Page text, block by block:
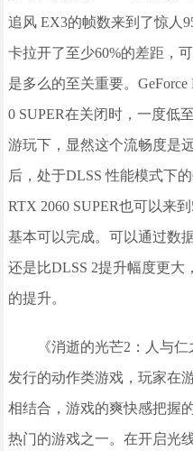
追风 EX3的帧数来到了惊人
卡拉开了至少60%的差距，
是多么的至关重要。GeForce
0 SUPER在关闭时，一度低
游玩下，显然这个流畅度是
后，处于DLSS 性能模式下的
RTX 2060 SUPER也可以来
基本可以完成。可以通过数
还是比DLSS 2提升幅度更大
的提升。
《消逝的光芒2：人与仁
发行的动作类游戏，玩家在
相结合，游戏的爽快感把握
热门的游戏之一。在开启光